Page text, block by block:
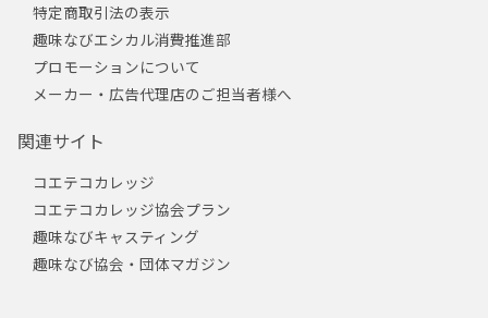
特定商取引法の表示
趣味なびエシカル消費推進部
プロモーションについて
メーカー・広告代理店のご担当者様へ
関連サイト
コエテコカレッジ
コエテコカレッジ協会プラン
趣味なびキャスティング
趣味なび協会・団体マガジン